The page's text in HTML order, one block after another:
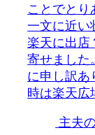
ことでとり
一文に近い
楽天に出店
寄せました
に申し訳あ
時は楽天広
主夫